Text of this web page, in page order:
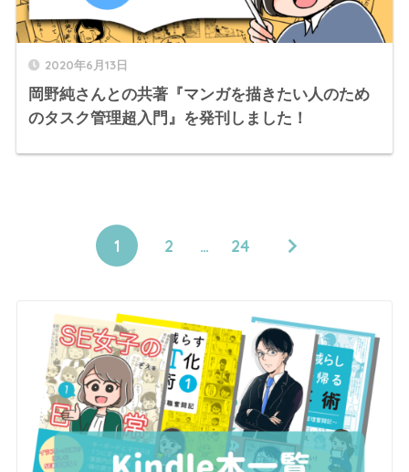
2020年6月13日
岡野純さんとの共著『マンガを描きたい人のため
のタスク管理超入門』を発刊しました！
1 2 … 24